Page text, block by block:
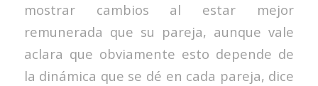
mostrar cambios al estar mejor
remunerada que su pareja, aunque vale
aclara que obviamente esto depende de
la dinámica que se dé en cada pareja, dice